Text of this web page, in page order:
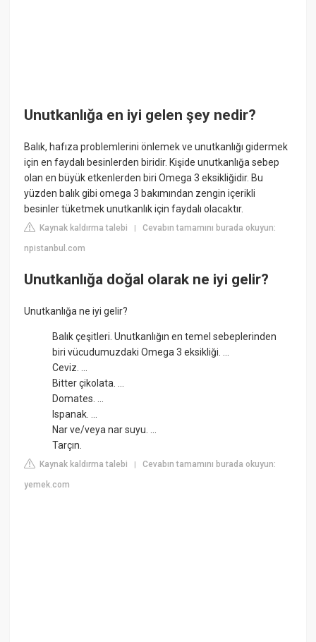
Unutkanlığa en iyi gelen şey nedir?
Balık, hafıza problemlerini önlemek ve unutkanlığı gidermek
için en faydalı besinlerden biridir. Kişide unutkanlığa sebep
olan en büyük etkenlerden biri Omega 3 eksikliğidir. Bu
yüzden balık gibi omega 3 bakımından zengin içerikli
besinler tüketmek unutkanlık için faydalı olacaktır.
Kaynak kaldırma talebi |Cevabın tamamını burada okuyun:
npistanbul.com
Unutkanlığa doğal olarak ne iyi gelir?
Unutkanlığa ne iyi gelir?
Balık çeşitleri. Unutkanlığın en temel sebeplerinden
biri vücudumuzdaki Omega 3 eksikliği. ...
Ceviz. ...
Bitter çikolata. ...
Domates. ...
Ispanak. ...
Nar ve/veya nar suyu. ...
Tarçın.
Kaynak kaldırma talebi |Cevabın tamamını burada okuyun:
yemek.com